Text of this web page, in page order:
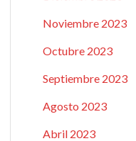
Noviembre 2023
Octubre 2023
Septiembre 2023
Agosto 2023
Abril 2023